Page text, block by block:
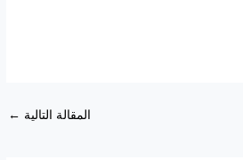
المقالة التالية ←